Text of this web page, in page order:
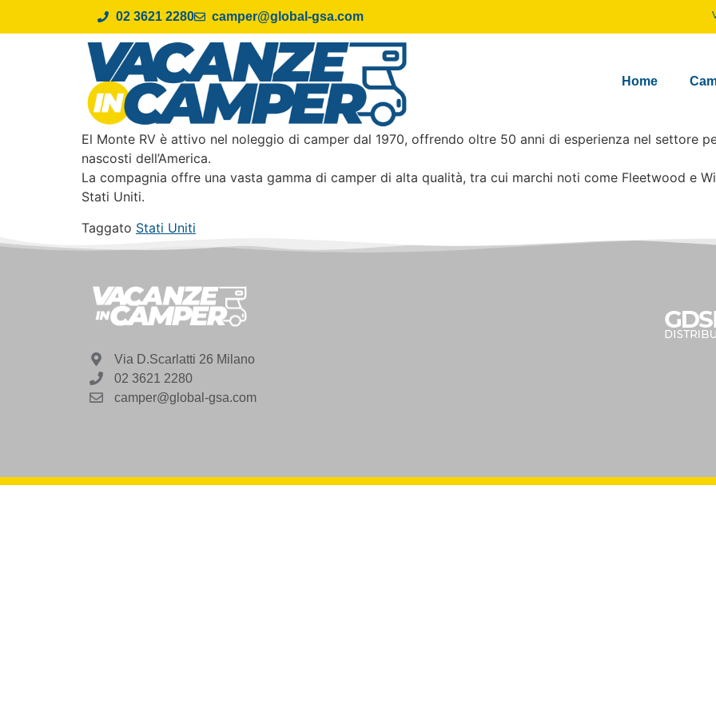
02 3621 2280 camper@global-gsa.com
Home
El Monte RV è attivo nel noleggio di camper dal 1970, offrendo oltre 50 anni di esperienza nel settore
nascosti dell’America.
La compagnia offre una vasta gamma di camper di alta qualità, tra cui marchi noti come Fleetwood e
Stati Uniti.
Taggato Stati Uniti
Via D.Scarlatti 26 Milano
02 3621 2280
camper@global-gsa.com